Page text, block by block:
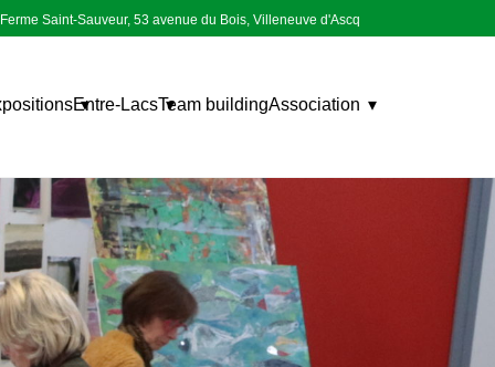
Ferme Saint-Sauveur, 53 avenue du Bois, Villeneuve d'Ascq
Entre-LacsTeam buildingAssociation